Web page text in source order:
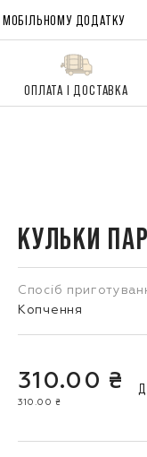
МОБІЛЬНОМУ ДОДАТКУ
ОПЛАТА І ДОСТАВКА
КУЛЬКИ
Спосіб
Копчення
310.00 ₴
310.00 ₴